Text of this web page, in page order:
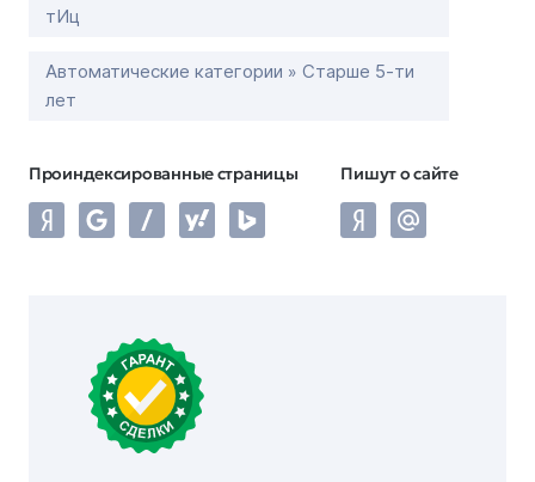
тИц
Автоматические категории » Старше 5-ти
лет
Проиндексированные страницы Пишут о сайте